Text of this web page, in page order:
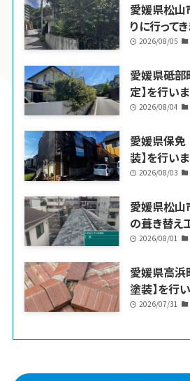
愛媛県松山
りに行ってき
2026/08/05
愛媛県砥
定】を行いま
2026/08/04
愛媛県保
装】を行いま
2026/08/03
愛媛県松
の葺き替え
2026/08/01
愛媛県高
塗装】を行
2026/07/31